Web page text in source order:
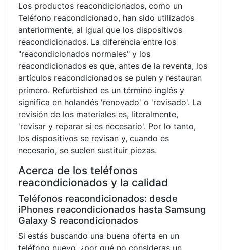
Los productos reacondicionados, como un
Teléfono reacondicionado, han sido utilizados
anteriormente, al igual que los dispositivos
reacondicionados. La diferencia entre los
"reacondicionados normales" y los
reacondicionados es que, antes de la reventa, los
artículos reacondicionados se pulen y restauran
primero. Refurbished es un término inglés y
significa en holandés 'renovado' o 'revisado'. La
revisión de los materiales es, literalmente,
'revisar y reparar si es necesario'. Por lo tanto,
los dispositivos se revisan y, cuando es
necesario, se suelen sustituir piezas.
Acerca de los teléfonos
reacondicionados y la calidad
Teléfonos reacondicionados: desde
iPhones reacondicionados hasta Samsung
Galaxy S reacondicionados
Si estás buscando una buena oferta en un